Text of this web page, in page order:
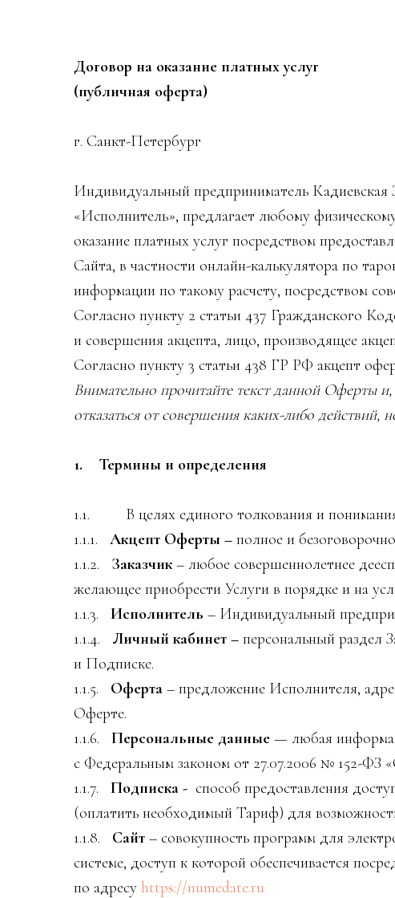
Договор на оказание платных услуг
(публичная оферта)
г. Санкт-Петербург в
Индивидуальный предприниматель
«Исполнитель», предлагает любому
оказание платных услуг посредством
Сайта, в частности онлайн-калькулятора по
информации по такому расчету, посредством
Согласно пункту 2 статьи 437 Гражданского
и совершения акцепта, лицо, производящее
Согласно пункту 3 статьи 438 ГР РФ акцепт
Внимательно прочитайте текст данной Оферты
отказаться от совершения каких-либо действий,
1. Термины и определения
1.1. В целях единого толкования и
1.1.1. Акцепт Оферты – полное и
1.1.2. Заказчик– любое совершеннолетнее
желающее приобрести Услуги в порядке и на
1.1.3. Исполнитель – Индивидуальный
1.1.4. Личный кабинет – персональный раздел
и Подписке.
1.1.5. Оферта – предложение Исполнителя,
Оферте.
1.1.6. Персональные данные — любая
с Федеральным законом от 27.07.2006 № 152-ФЗ
1.1.7. Подписка - способ предоставления
(оплатить необходимый Тариф) для
1.1.8. Сайт – совокупность программ для
системе, доступ к которой обеспечивается
по адресу https://numedate.ru